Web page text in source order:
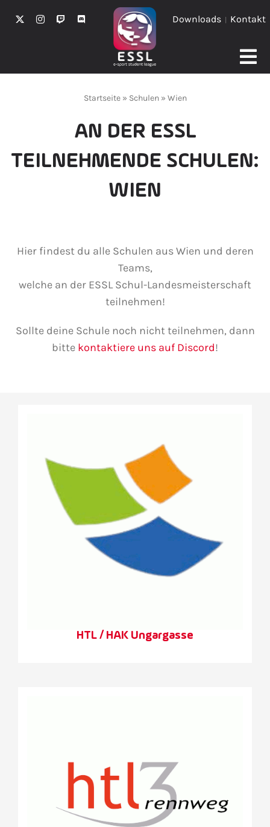
Inhalt
Downloads Kontakt
Schulen
Teilnehmen
Über uns
Startseite» Schulen» Wien
AN DER ESSL
TEILNEHMENDE SCHULEN:
WIEN
Hier findest du alle Schulen aus Wien und deren
Teams,
welche an der ESSL Schul-Landesmeisterschaft
teilnehmen!
Sollte deine Schule noch nicht teilnehmen, dann
bitte kontaktiere uns auf Discord!
HTL / HAK Ungargasse